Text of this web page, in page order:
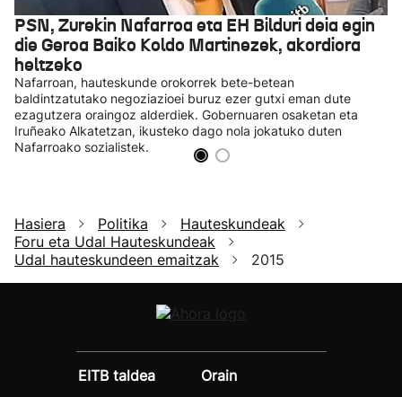
PSN, Zurekin Nafarroa eta EH Bilduri deia egin
die Geroa Baiko Koldo Martinezek, akordiora
heltzeko
Nafarroan, hauteskunde orokorrek bete-betean
baldintzatutako negoziazioei buruz ezer gutxi eman dute
ezagutzera oraingoz alderdiek. Gobernuaren osaketan eta
Iruñeako Alkatetzan, ikusteko dago nola jokatuko duten
Nafarroako sozialistek.
Hasiera Politika
Hauteskundeak
Foru eta Udal Hauteskundeak
Udal hauteskundeen emaitzak
2015
EITB taldea
Orain